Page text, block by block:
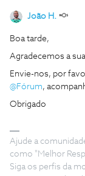
João H.
Boa tarde,
Agradecemos a
Envie-nos, por
@Fórum,
Obrigado
Ajude a
como "Melhor
Siga os perfis da